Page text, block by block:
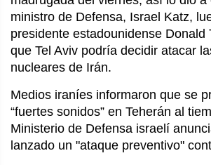
ministro de Defensa, Israel Katz,
presidente estadounidense Donald
que Tel Aviv podría decidir atacar
nucleares de Irán.
Medios iraníes informaron que se
“fuertes sonidos” en Teherán al
Ministerio de Defensa israelí
lanzado un "ataque preventivo"